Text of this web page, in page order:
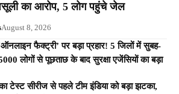
का आरोप, 5 लोग पहुंचे जेल
August 8, 2026
फैक्ट्री’ पर बड़ा प्रहार! 5 जिलों में सुबह-
लोगों से पूछताछ के बाद सुरक्षा एजेंसियों का बड़ा
टेस्ट सीरीज से पहले टीम इंडिया को बड़ा झटका,